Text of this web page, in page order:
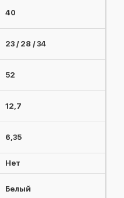
40
23 / 28 / 34
52
12,7
6,35
Нет
Белый